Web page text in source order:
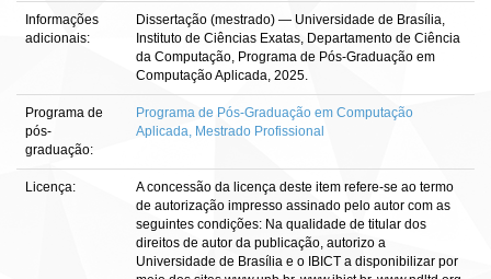
Informações
adicionais:
Dissertação (mestrado) — Universidade de Brasília,
Instituto de Ciências Exatas, Departamento de Ciência
da Computação, Programa de Pós-Graduação em
Computação Aplicada, 2025.
Programa de
pós-
graduação:
Programa de Pós-Graduação em Computação
Aplicada, Mestrado Profissional
Licença:
A concessão da licença deste item refere-se ao termo
de autorização impresso assinado pelo autor com as
seguintes condições: Na qualidade de titular dos
direitos de autor da publicação, autorizo a
Universidade de Brasília e o IBICT a disponibilizar por